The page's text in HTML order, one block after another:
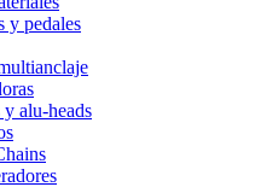
y pedales
alu-heads